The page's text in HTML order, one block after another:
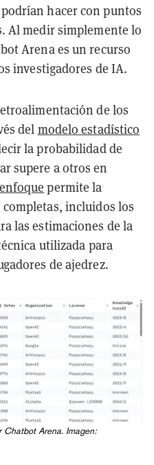
hacer con puntos
Al medir simplemente lo
Arena es un recurso
investigadores de IA.
de los
del modelo estadístico
la probabilidad de
supere a otros en
permite la
incluidos los
las estimaciones de la
utilizada para
de ajedrez.
Arena. Imagen: